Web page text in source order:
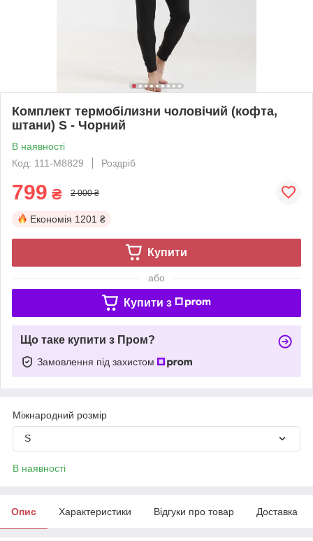
Комплект термобілизни чоловічий (кофта,
штани) S - Чорний
В наявності
Код: 111-M8829
Роздріб
799 ₴ 2 000 ₴
Економія 1201 ₴
Купити
або
Купити з
Що таке купити з Пром?
Замовлення під захистом
Міжнародний розмір
S
В наявності
Опис Характеристики Відгуки про товар Доставка